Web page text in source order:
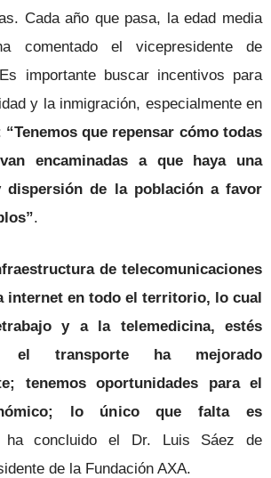
Cada año que pasa, la edad media
comentado el vicepresidente de
importante buscar incentivos para
y la inmigración, especialmente en
“Tenemos que repensar cómo todas
encaminadas a que haya una
dispersión de la población a favor
.
de telecomunicaciones
internet en todo el territorio, lo cual
y a la telemedicina, estés
el transporte ha mejorado
tenemos oportunidades para el
lo único que falta es
ha concluido el Dr. Luis Sáez de
de la Fundación AXA.